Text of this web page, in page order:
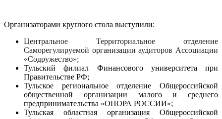
Организаторами круглого стола выступили:
Центральное Территориальное отделение
Саморегулируемой организации аудиторов Ассоциации
«Содружество»;
Тульский филиал Финансового университета при
Правительстве РФ;
Тульское региональное отделение Общероссийской
общественной организации малого и среднего
предпринимательства «ОПОРА РОССИИ»;
Тульская областная организация Общероссийской